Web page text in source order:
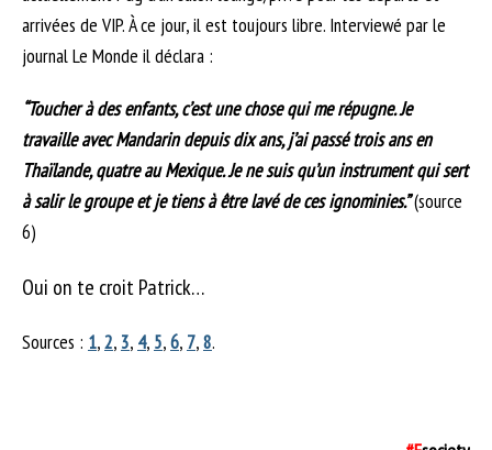
arrivées de VIP. À ce jour, il est toujours libre. Interviewé par le
journal Le Monde il déclara :
“Toucher à des enfants, c’est une chose qui me répugne. Je
travaille avec Mandarin depuis dix ans, j’ai passé trois ans en
Thaïlande, quatre au Mexique. Je ne suis qu’un instrument qui sert
à salir le groupe et je tiens à être lavé de ces ignominies.”(source
6)
Oui on te croit Patrick…
Sources : 1,2, 3, 4, 5,6, 7,8.